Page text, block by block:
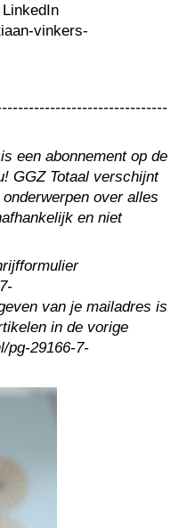
vinkers-
een abonnement op de
GGZ Totaal verschijnt
over alles
en niet
van je mailadres is
in de vorige
pg-29166-7-